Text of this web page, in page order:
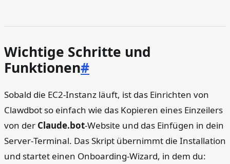
Wichtige Schritte und
Funktionen#
Sobald die EC2‑Instanz läuft, ist das Einrichten von
Clawdbot so einfach wie das Kopieren eines Einzeilers
von der Claude.bot‑Website und das Einfügen in dein
Server‑Terminal. Das Skript übernimmt die Installation
und startet einen Onboarding‑Wizard, in dem du: